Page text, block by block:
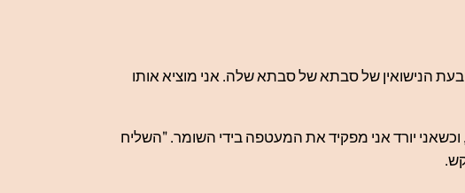
הנישואין של סבתא של סבתא שלה. אני מוציא אותו
יורד אני מפקיד את המעטפה בידי השומר. "השליח